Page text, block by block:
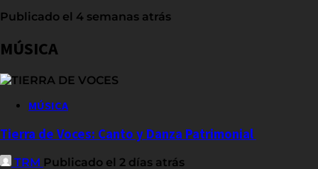
Publicado el 4 semanas atrás
MÚSICA
MÚSICA
Tierra de Voces: Canto y Danza Patrimonial
TRM Publicado el 2 días atrás